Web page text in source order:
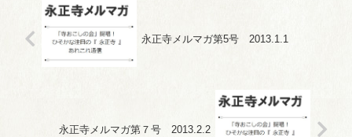
永正寺メルマガ第5号 2013.1.1
永正寺メルマガ第７号 2013.2.2